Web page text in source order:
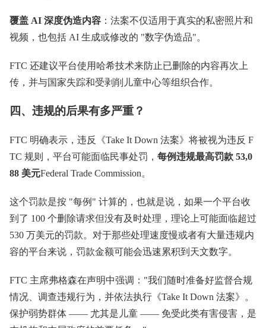
覆盖 AI 深度伪造内容 ：法案不仅适用于真实的私密照片和
视频，也包括 AI 生成或修改的 "数字伪造品"。
FTC 还建议平台使用哈希技术来防止已删除的内容再次上
传，并与国家失踪和受剥削儿童中心等组织合作。
四、违规的后果有多严重？
FTC 明确表示，违反《Take It Down 法案》将被视为违反 F
TC 规则，平台可能面临民事处罚， 每例违规最高罚款 53,0
88 美元Federal Trade Commission。
这个罚款是按 "每例" 计算的，也就是说，如果一个平台收
到了 100 个删除请求但没有及时处理，理论上可能面临超过
530 万美元的罚款。对于那些处理速度慢或者有大量违规内
容的平台来说，罚款金额可能会迅速累积到天文数字。
FTC 主席弗格森在声明中强调："我们随时准备好监督合规
情况、调查违规行为，并依法执行《Take It Down 法案》。
保护弱势群体 —— 尤其是儿童 —— 免受此类有害侵害，是